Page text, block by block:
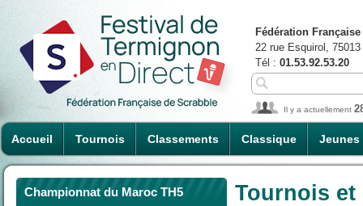
Accueil Tournois Classements Classique Jeunes
Fédération
22 rue Esquirol,
Tél : 01.53.92.53.20
Il y a actuellement
Championnat du Maroc TH5 Tournois